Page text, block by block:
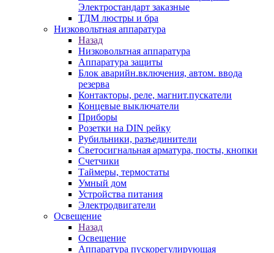
Электростандарт заказные
ТДМ люстры и бра
Низковольтная аппаратура
Назад
Низковольтная аппаратура
Аппаратура защиты
Блок аварийн.включения, автом. ввода
резерва
Контакторы, реле, магнит.пускатели
Концевые выключатели
Приборы
Розетки на DIN рейку
Рубильники, разъединители
Светосигнальная арматура, посты, кнопки
Счетчики
Таймеры, термостаты
Умный дом
Устройства питания
Электродвигатели
Освещение
Назад
Освещение
Аппаратура пускорегулирующая